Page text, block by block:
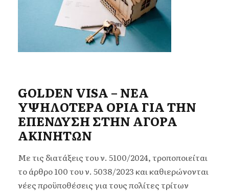
GOLDEN VISA – ΝΕΑ
ΥΨΗΛΟΤΕΡΑ ΟΡΙΑ ΓΙΑ ΤΗΝ
ΕΠΕΝΔΥΣΗ ΣΤΗΝ ΑΓΟΡΑ
ΑΚΙΝΗΤΩΝ
Με τις διατάξεις του ν. 5100/2024, τροποποιείται
το άρθρο 100 του ν. 5038/2023 και καθιερώνονται
νέες προϋποθέσεις για τους πολίτες τρίτων